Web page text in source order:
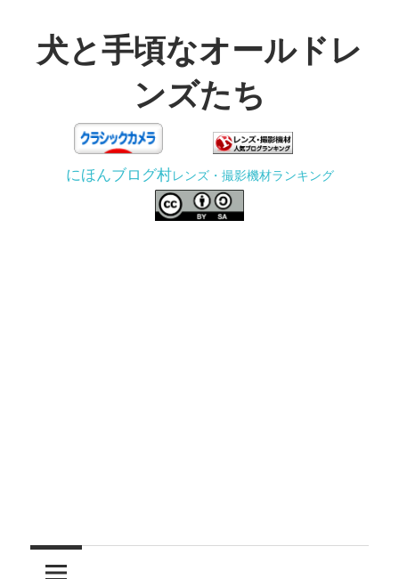
テ犬と手頃なオールドレ
ンズたち
う
にほんブログ村レンズ・撮影機材ランキング